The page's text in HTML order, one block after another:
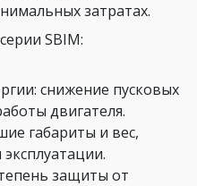
затратах.
SBIM:
снижение пусковых
двигателя.
габариты и вес,
защиты от